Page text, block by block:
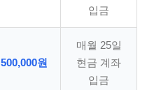
입금
500,000원
매월 25일
현금 계좌
입금